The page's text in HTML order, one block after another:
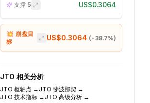
支撑 5 US$0.3064
💥 崩盘目
标
US$0.3064 ( -38.7%)
JTO 相关分析
JTO 枢轴点 → JTO 斐波那契→
JTO 技术指标→ JTO 高级分析→